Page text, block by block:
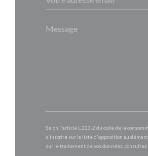
Selon l'article L.223-2 du code de la
s'inscrire sur la liste d'opposition au
sur le traitement de vos données,